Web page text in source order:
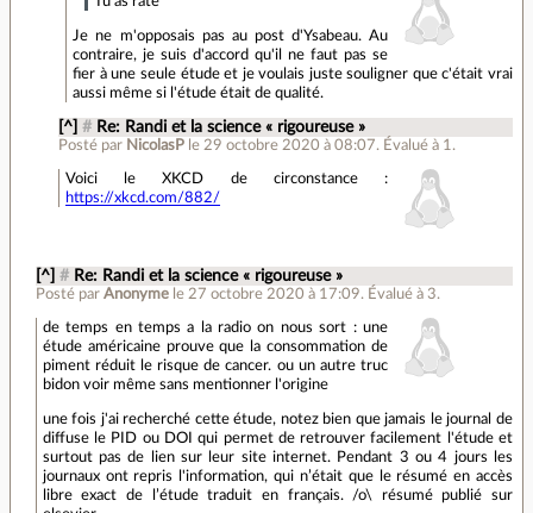
Je ne m'opposais pas au post d'Ysabeau. Au
contraire, je suis d'accord qu'il ne faut pas se
fier à une seule étude et je voulais juste souligner que c'était vrai
aussi même si l'étude était de qualité.
[^] # Re: Randi et la science « rigoureuse »
Posté par NicolasP le 29 octobre 2020 à 08:07. Évalué à 1 .
Voici le XKCD de circonstance :
https://xkcd.com/882/
[^] # Re: Randi et la science « rigoureuse »
Posté par Anonyme le 27 octobre 2020 à 17:09. Évalué à 3.
de temps en temps a la radio on nous sort : une
étude américaine prouve que la consommation de
piment réduit le risque de cancer. ou un autre truc
bidon voir même sans mentionner l'origine
une fois j'ai recherché cette étude, notez bien que jamais le journal de
diffuse le PID ou DOI qui permet de retrouver facilement l'étude et
surtout pas de lien sur leur site internet. Pendant 3 ou 4 jours les
journaux ont repris l'information, qui n’était que le résumé en accès
libre exact de l’étude traduit en français. /o\ résumé publié sur